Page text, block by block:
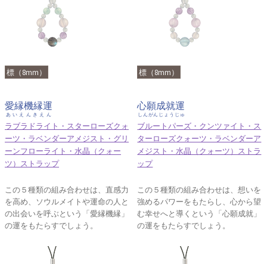
標（8mm）
愛縁機縁運
あいえんきえん
ラブラドライト・スターローズクォ
ーツ・ラベンダーアメジスト・グリ
ーンフローライト・水晶（クォー
ツ）ストラップ
この５種類の組み合わせは、直感力
を高め、ソウルメイトや運命の人と
の出会いを呼ぶという「愛縁機縁」
の運をもたらすでしょう。
標（8mm）
心願成就運
しんがんじょうじゅ
ブルートパーズ・クンツァイト・ス
ターローズクォーツ・ラベンダーア
メジスト・水晶（クォーツ）ストラ
ップ
この５種類の組み合わせは、想いを
強めるパワーをもたらし、心から望
む幸せへと導くという「心願成就」
の運をもたらすでしょう。